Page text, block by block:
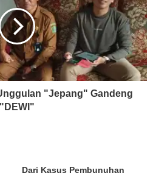
"Jepang" Gandeng
"DEWI"
Dari Kasus Pembunuhan